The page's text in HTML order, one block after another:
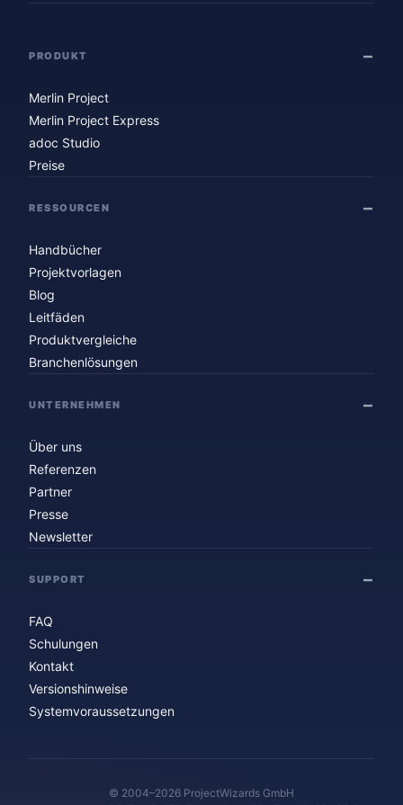
PRODUKT
Merlin Project
Merlin Project Express
adoc Studio
Preise
RESSOURCEN
Handbücher
Projektvorlagen
Blog
Leitfäden
Produktvergleiche
Branchenlösungen
UNTERNEHMEN
Über uns
Referenzen
Partner
Presse
Newsletter
SUPPORT
FAQ
Schulungen
Kontakt
Versionshinweise
Systemvoraussetzungen
© 2004–2026 ProjectWizards GmbH